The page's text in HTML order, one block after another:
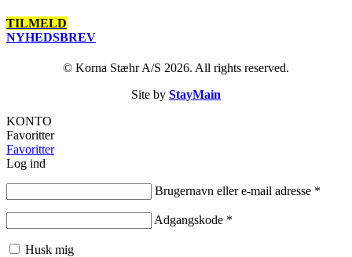
TILMELD
NYHEDSBREV
© Korna Stæhr A/S 2026. All rights reserved.
Site by StayMain
KONTO
Favoritter
Favoritter
Log ind
Brugernavn eller e-mail adresse *
Adgangskode *
Husk mig